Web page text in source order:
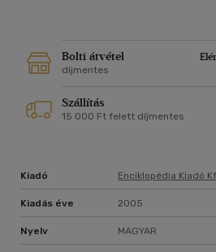
Bolti átvétel
díjmentes
Szállítás
15 000 Ft felett díjmentes
Kiadó Enciklopédia Kiadó
Kiadás éve 2005
Nyelv MAGYAR